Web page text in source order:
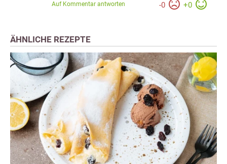
-0 +0
Auf Kommentar antworten
ÄHNLICHE REZEPTE